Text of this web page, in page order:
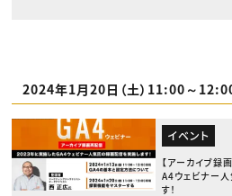
2024年1月20日（土）11:00～
イベント
【アーカイブ録
A4ウェビナー
す！